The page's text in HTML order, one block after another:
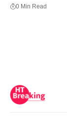
0 Min Read